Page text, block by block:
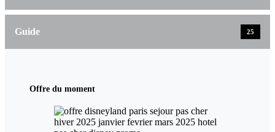
Guide 25
Offre du moment